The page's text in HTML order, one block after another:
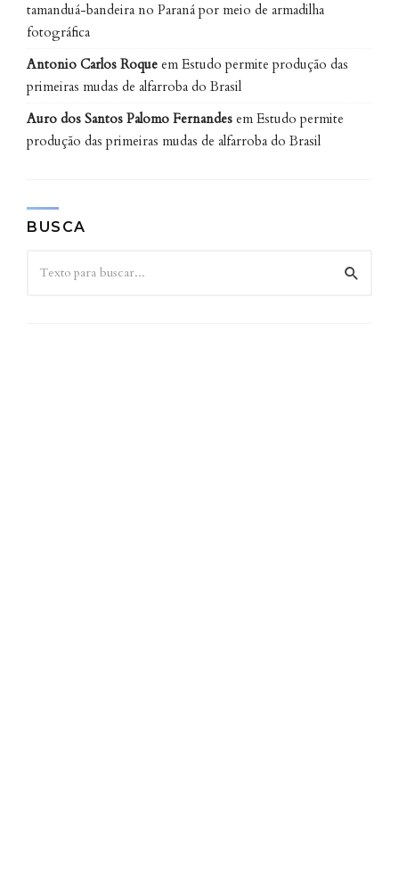
tamanduá-bandeira no Paraná por meio de armadilha
fotográfica
Antonio Carlos Roque em Estudo permite produção das
primeiras mudas de alfarroba do Brasil
Auro dos Santos Palomo Fernandes em Estudo permite
produção das primeiras mudas de alfarroba do Brasil
BUSCA